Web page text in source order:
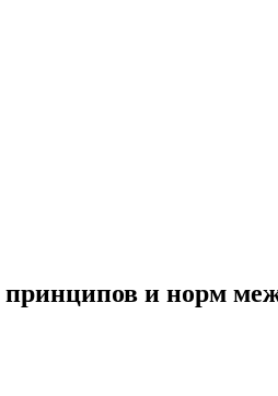
и норм